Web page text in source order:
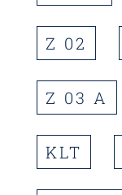
Z 02
Z 03 A
KLT